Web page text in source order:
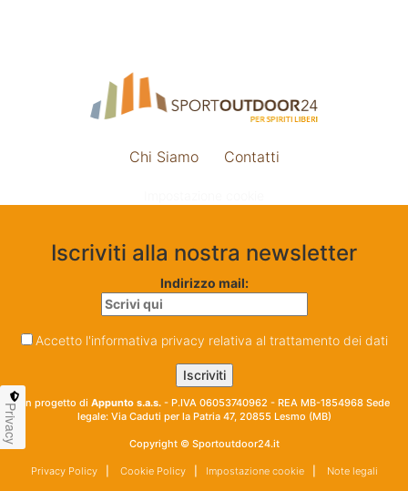
Chi Siamo Contatti
Iscriviti alla nostra newsletter
Indirizzo mail:
Accetto l'informativa privacy relativa al trattamento dei dati
Un progetto di Appunto s.a.s. - P.IVA 06053740962 - REA MB-1854968 Sede
legale: Via Caduti per la Patria 47, 20855 Lesmo (MB)
Copyright © Sportoutdoor24.it
Privacy Policy| Cookie Policy| Impostazione cookie| Note legali
Privacy